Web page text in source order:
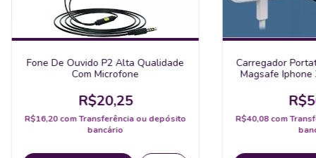
Fone De Ouvido P2 Alta Qualidade
Com Microfone
R$20,25
R$16,20comTransferência ou depósito
bancário
Carregador
Magsafe
R$40,08com